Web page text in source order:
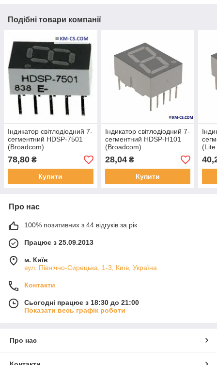
Подібні товари компанії
Індикатор світлодіодний 7-
сегментний HDSP-7501
(Broadcom)
78,80 ₴
Купити
Індикатор світлодіодний 7-
сегментний HDSP-H101
(Broadcom)
28,04₴
Купити
Про нас
100% позитивних з 44 відгуків за рік
Працює з 25.09.2013
м. Київ
вул. Північно-Сирецька, 1-3, Київ, Україна
Контакти
Сьогодні працює з 18:30 до 21:00
Показати весь графік роботи
Про нас